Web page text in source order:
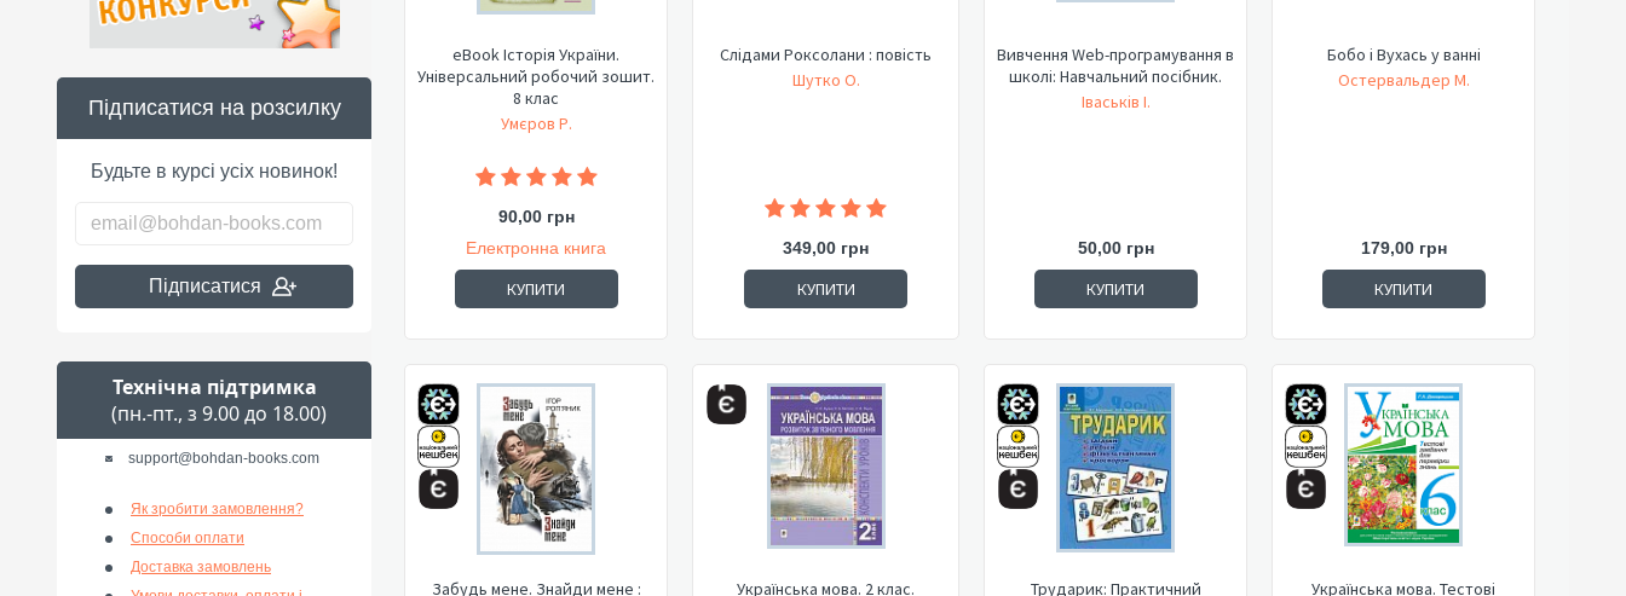
Підписатися на розсилку
Будьте в курсі усіх новинок!
Підписатися
Технічна підтримка
(пн.-пт., з 9.00 до 18.00)
support@bohdan-books.com
Як зробити замовлення?
Способи оплати
Доставка замовлень
eBook Історія України.
Універсальний робочий зошит.
8 клас
Умєров Р.
90,00 грн
Електронна книга
КУПИТИ
Слідами Роксолани : повість
Шутко О.
349,00 грн
КУПИТИ
Вивчення Web-програмування в
школі: Навчальний посібник.
Іваськів І.
50,00 грн
КУПИТИ
Бобо і Вухась у ванні
Остервальдер М.
179,00 грн
КУПИТИ
Забудь мене. Знайди мене :
Українська мова. 2 клас.
Трударик: Практичний
Українська мова. Тестові